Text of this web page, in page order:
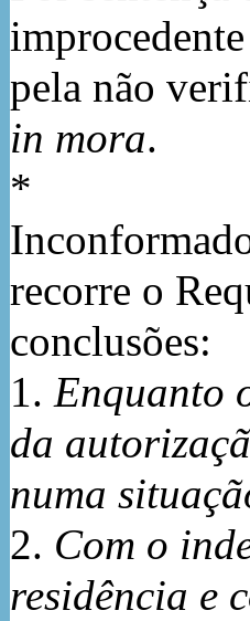
pela não
in mora.
*
recorre o
conclusões:
1.Enquanto
da
numa
2. Com o
residência e